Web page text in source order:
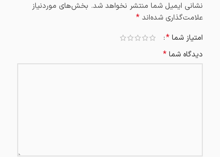
نشانی ایمیل شما منتشر نخواهد شد. بخش‌های موردنیاز
علامت‌گذاری شده‌اند *
امتیاز شما *
دیدگاه شما *